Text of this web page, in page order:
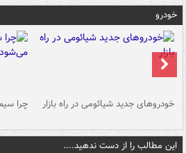
خودرو
خودروهای جدید شیائومی در راه بازار چرا
این مطالب را از دست ندهید....